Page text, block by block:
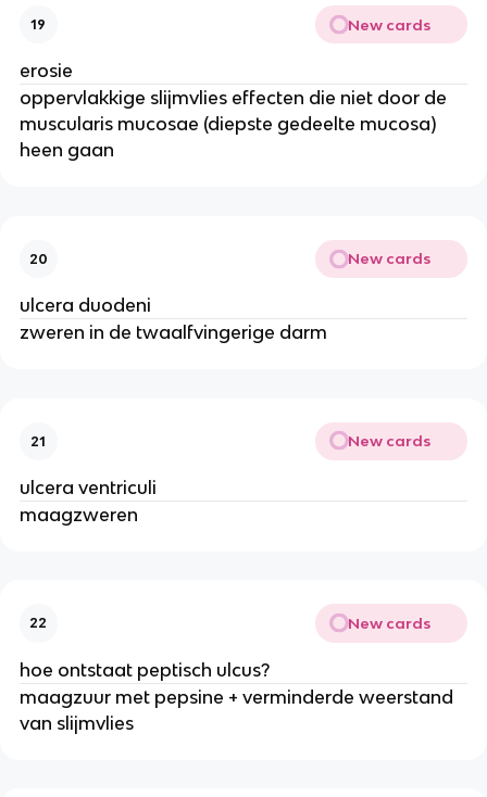
19 New cards
erosie
oppervlakkige slijmvlies effecten die niet door de
muscularis mucosae (diepste gedeelte mucosa)
heen gaan
20 New cards
ulcera duodeni
zweren in de twaalfvingerige darm
21 New cards
ulcera ventriculi
maagzweren
22 New cards
hoe ontstaat peptisch ulcus?
maagzuur met pepsine + verminderde weerstand
van slijmvlies